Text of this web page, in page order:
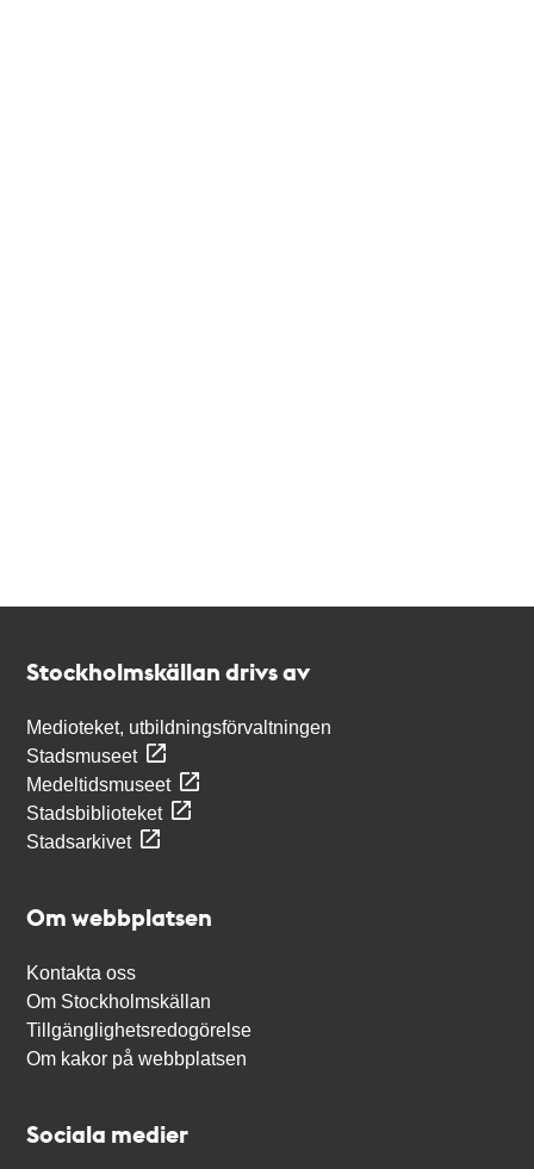
Stockholmskällan drivs av
Medioteket, utbildningsförvaltningen
Stadsmuseet
Medeltidsmuseet
Stadsbiblioteket
Stadsarkivet
Om webbplatsen
Kontakta oss
Om Stockholmskällan
Tillgänglighetsredogörelse
Om kakor på webbplatsen
Sociala medier